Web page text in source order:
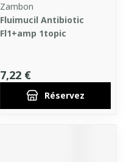
Zambon
Fluimucil Antibiotic
Fl1+amp 1topic
7,22 €
Réservez